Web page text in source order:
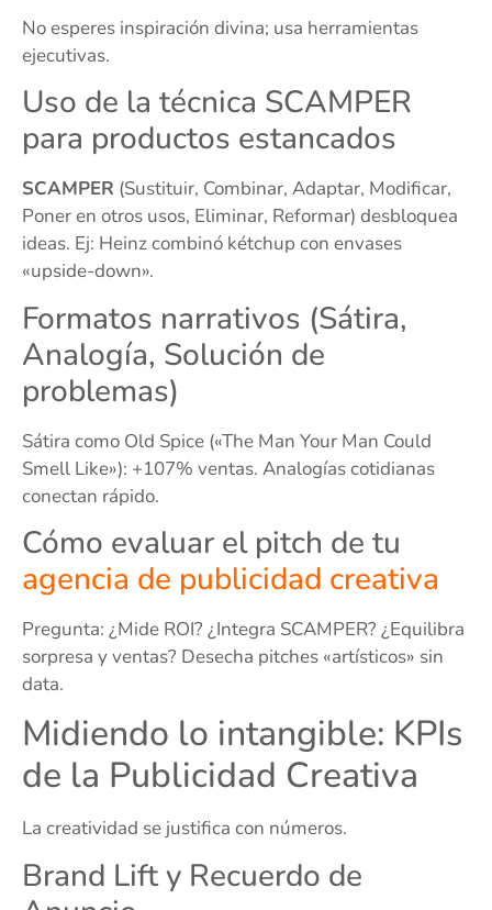
No esperes inspiración divina; usa herramientas
ejecutivas.
Uso de la técnica SCAMPER
para productos estancados
SCAMPER (Sustituir, Combinar, Adaptar, Modificar,
Poner en otros usos, Eliminar, Reformar) desbloquea
ideas. Ej: Heinz combinó kétchup con envases
«upside-down».
Formatos narrativos (Sátira,
Analogía, Solución de
problemas)
Sátira como Old Spice («The Man Your Man Could
Smell Like»): +107% ventas. Analogías cotidianas
conectan rápido.
Cómo evaluar el pitch de tu
agencia de publicidad creativa
Pregunta: ¿Mide ROI? ¿Integra SCAMPER? ¿Equilibra
sorpresa y ventas? Desecha pitches «artísticos» sin
data.
Midiendo lo intangible: KPIs
de la Publicidad Creativa
La creatividad se justifica con números.
Brand Lift y Recuerdo de